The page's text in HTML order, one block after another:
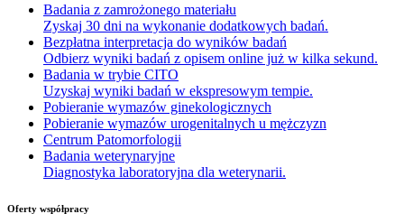
Badania z zamrożonego materiału
Zyskaj 30 dni na wykonanie dodatkowych badań.
Bezpłatna interpretacja do wyników badań
Odbierz wyniki badań z opisem online już w kilka sekund.
Badania w trybie CITO
Uzyskaj wyniki badań w ekspresowym tempie.
Pobieranie wymazów ginekologicznych
Pobieranie wymazów urogenitalnych u mężczyzn
Centrum Patomorfologii
Badania weterynaryjne
Diagnostyka laboratoryjna dla weterynarii.
Oferty współpracy